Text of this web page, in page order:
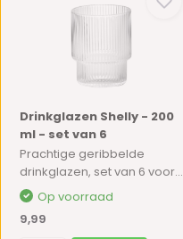
Drinkglazen Shelly - 200
ml - set van 6
Prachtige geribbelde
drinkglazen, set van 6 voor...
Op voorraad
9,99